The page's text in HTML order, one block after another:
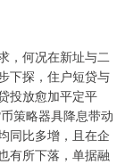
，何况在新址与二
下探，住户短贷与
投放愈加平定平
策略器具降息带动
同比多增，且在企
有所下落，单据融